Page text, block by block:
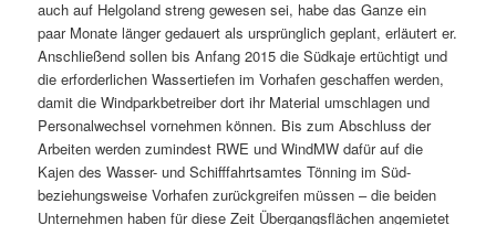
auch auf Helgoland streng gewesen sei, habe das Ganze ein
paar Monate länger gedauert als ursprünglich geplant, erläutert er.
Anschließend sollen bis Anfang 2015 die Südkaje ertüchtigt und
die erforderlichen Wassertiefen im Vorhafen geschaffen werden,
damit die Windparkbetreiber dort ihr Material umschlagen und
Personalwechsel vornehmen können. Bis zum Abschluss der
Arbeiten werden zumindest RWE und WindMW dafür auf die
Kajen des Wasser- und Schifffahrtsamtes Tönning im Süd-
beziehungsweise Vorhafen zurückgreifen müssen – die beiden
Unternehmen haben für diese Zeit Übergangsflächen angemietet